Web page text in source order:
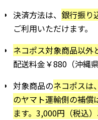
決済方法は、 銀行振り
ご利用いただけます。
ネコポス対象商品以外
配送料金￥880（沖縄
対象商品のネコポスは
のヤマト運輸側の補償
ます。3,000円（税込